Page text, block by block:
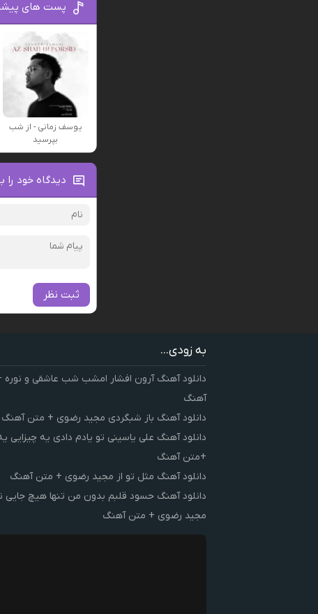
پست های
یوسف زمانی - از شب
بپرسید
دیدگاه خود را
ثبت نظر
به زودی...
دانلود آهنگ آرون افشار امشب شب عاشقی و
آهنگ
دانلود آهنگ باز شبگردی مجید رضوی + متن آهنگ
دانلود آهنگ علی یاسینی تو یادم دادی یه چیزایی
+متن آهنگ
دانلود آهنگ مثل تو از مجید رضوی + متن آهنگ
دانلود آهنگ حسود قلبم بدون من تنها هیچ جایی
مجید رضوی + متن آهنگ